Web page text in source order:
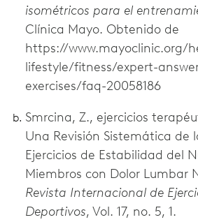
isométricos para el
Clínica Mayo. Obtenido de
https://www.mayoclinic.org/
lifestyle/fitness/expert-
exercises/faq-20058186
Smrcina, Z., ejercicios
Una Revisión Sistemática de
Ejercicios de Estabilidad del
Miembros con Dolor Lumbar
Revista Internacional de
Deportivos, Vol. 17, no. 5, 1.